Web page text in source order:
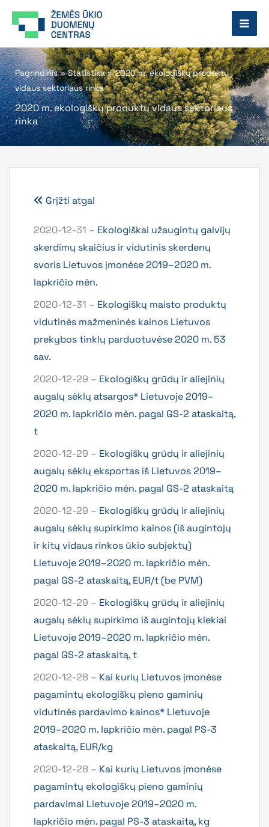
prie
Pagrindinis»Statistika»2020 m. ekologiškų produktų
vidaus sektoriaus rinka
2020 m. ekologiškų produktų vidaus sektoriaus
rinka
Grįžti atgal
2020-12-31 – Ekologiškai užaugintų galvijų
skerdimų skaičius ir vidutinis skerdenų
svoris Lietuvos įmonėse 2019–2020 m.
lapkričio mėn.
2020-12-31 – Ekologiškų maisto produktų
vidutinės mažmeninės kainos Lietuvos
prekybos tinklų parduotuvėse 2020 m. 53
sav.
2020-12-29 – Ekologiškų grūdų ir aliejinių
augalų sėklų atsargos* Lietuvoje 2019–
2020 m. lapkričio mėn. pagal GS-2 ataskaitą,
t
2020-12-29 – Ekologiškų grūdų ir aliejinių
augalų sėklų eksportas iš Lietuvos 2019–
2020 m. lapkričio mėn. pagal GS-2 ataskaitą
2020-12-29 – Ekologiškų grūdų ir aliejinių
augalų sėklų supirkimo kainos (iš augintojų
ir kitų vidaus rinkos ūkio subjektų)
Lietuvoje 2019–2020 m. lapkričio mėn.
pagal GS-2 ataskaitą, EUR/t (be PVM)
2020-12-29 – Ekologiškų grūdų ir aliejinių
augalų sėklų supirkimo iš augintojų kiekiai
Lietuvoje 2019–2020 m. lapkričio mėn.
pagal GS-2 ataskaitą, t
2020-12-28 – Kai kurių Lietuvos įmonėse
pagamintų ekologiškų pieno gaminių
vidutinės pardavimo kainos* Lietuvoje
2019–2020 m. lapkričio mėn. pagal PS-3
ataskaitą, EUR/kg
2020-12-28 – Kai kurių Lietuvos įmonėse
pagamintų ekologiškų pieno gaminių
pardavimai Lietuvoje 2019–2020 m.
lapkričio mėn. pagal PS-3 ataskaitą, kg